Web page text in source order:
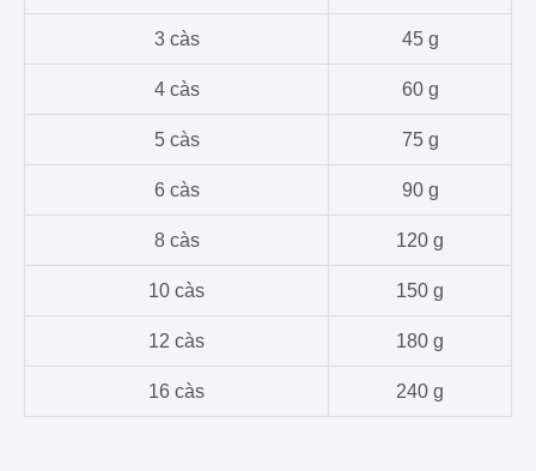
3 càs 45 g
4 càs 60 g
5 càs 75 g
6 càs 90 g
8 càs 120 g
10 càs 150 g
12 càs 180 g
16 càs 240 g